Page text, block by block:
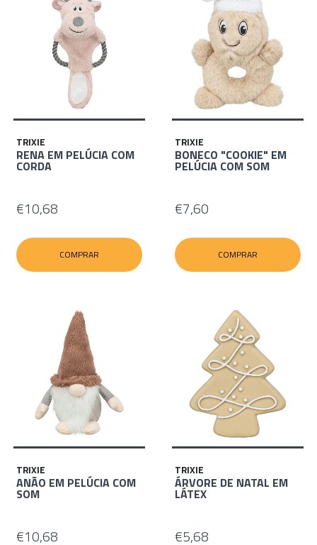
TRIXIE
RENA EM PELÚCIA COM
CORDA
€10,68
COMPRAR
TRIXIE
BONECO "COOKIE" EM
PELÚCIA COM SOM
€7,60
COMPRAR
TRIXIE
ANÃO EM PELÚCIA COM
SOM
€10,68
TRIXIE
ÁRVORE DE NATAL EM
LÁTEX
€5,68